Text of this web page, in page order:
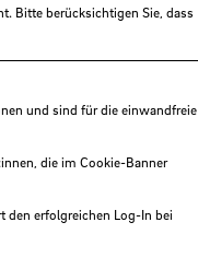
Bitte berücksichtigen Sie, dass
und sind für die einwandfreie
die im Cookie-Banner
den erfolgreichen Log-In bei